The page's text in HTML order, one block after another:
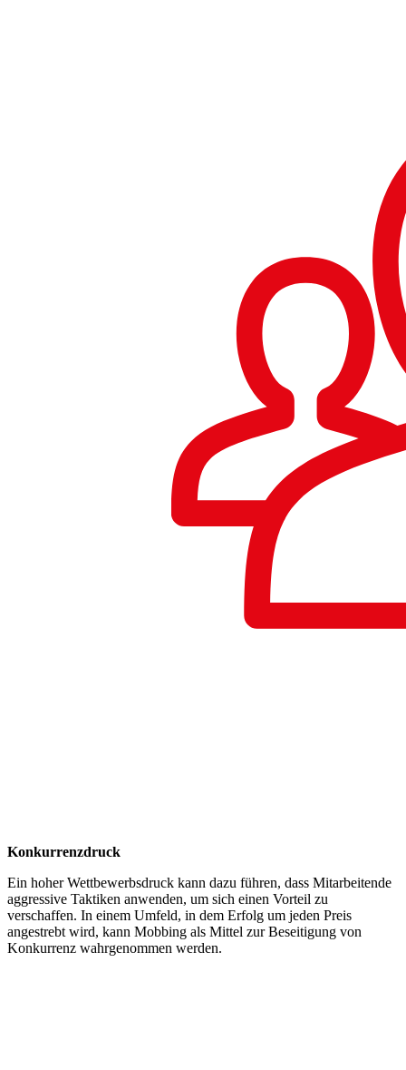
Konkurrenzdruck
Ein hoher Wettbewerbsdruck kann dazu führen, dass Mitarbeitende
aggressive Taktiken anwenden, um sich einen Vorteil zu
verschaffen. In einem Umfeld, in dem Erfolg um jeden Preis
angestrebt wird, kann Mobbing als Mittel zur Beseitigung von
Konkurrenz wahrgenommen werden.